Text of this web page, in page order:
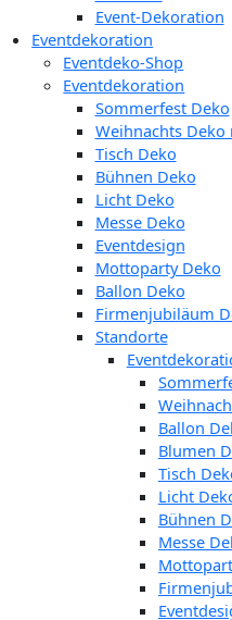
Event-Dekoration
Eventdekoration
Eventdeko-Shop
Eventdekoration
Sommerfest Deko
Weihnachts Deko
Tisch Deko
Bühnen Deko
Licht Deko
Messe Deko
Eventdesign
Mottoparty Deko
Ballon Deko
Firmenjubiläum
Standorte
Ballon
Blumen
Tisch
Licht
Bühnen
Messe